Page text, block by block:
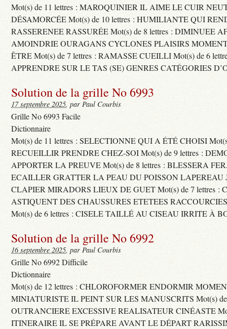
Mot(s) de 11 lettres : MAROQUINIER IL AIME LE CUIR
DÉSAMORCÉE Mot(s) de 10 lettres : HUMILIANTE QUI
RASSERENEE RASSURÉE Mot(s) de 8 lettres : DIMINUEE
AMOINDRIE OURAGANS CYCLONES PLAISIRS
ÊTRE Mot(s) de 7 lettres : RAMASSE CUEILLI Mot(s) de 6
APPRENDRE SUR LE TAS (SE) GENRES CATÉGORIES
Solution de la grille No 6993
17 septembre 2025, par Paul Courbis
Grille No 6993 Facile
Dictionnaire
Mot(s) de 11 lettres : SELECTIONNE QUI A ÉTÉ CHOISI
RECUEILLIR PRENDRE CHEZ-SOI Mot(s) de 9 lettres :
APPORTER LA PREUVE Mot(s) de 8 lettres : BLESSERA
ECAILLER GRATTER LA PEAU DU POISSON LAPEREAU
CLAPIER MIRADORS LIEUX DE GUET Mot(s) de 7 lettres :
ASTIQUENT DES CHAUSSURES ETETEES
Mot(s) de 6 lettres : CISELE TAILLÉ AU CISEAU IRRITE À
Solution de la grille No 6992
16 septembre 2025, par Paul Courbis
Grille No 6992 Difficile
Dictionnaire
Mot(s) de 12 lettres : CHLOROFORMER ENDORMIR
MINIATURISTE IL PEINT SUR LES MANUSCRITS Mot(s) de
OUTRANCIERE EXCESSIVE REALISATEUR CINÉASTE
ITINERAIRE IL SE PRÉPARE AVANT LE DÉPART